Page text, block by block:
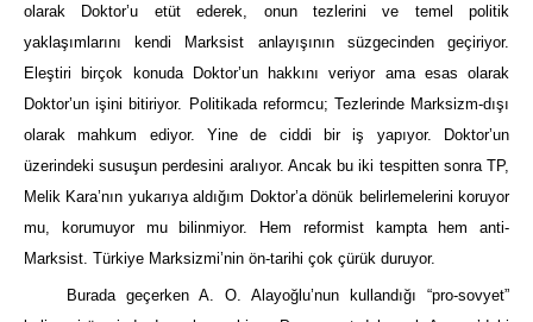
olarak Doktor’u etüt ederek, onun tezlerini ve temel politik
yaklaşımlarını kendi Marksist anlayışının süzgecinden geçiriyor.
Eleştiri birçok konuda Doktor’un hakkını veriyor ama esas olarak
Doktor’un işini bitiriyor. Politikada reformcu; Tezlerinde Marksizm-dışı
olarak mahkum ediyor. Yine de ciddi bir iş yapıyor. Doktor’un
üzerindeki susuşun perdesini aralıyor. Ancak bu iki tespitten sonra TP,
Melik Kara’nın yukarıya aldığım Doktor’a dönük belirlemelerini koruyor
mu, korumuyor mu bilinmiyor. Hem reformist kampta hem anti-
Marksist. Türkiye Marksizmi’nin ön-tarihi çok çürük duruyor.
Burada geçerken A. O. Alayoğlu’nun kullandığı “pro-sovyet”